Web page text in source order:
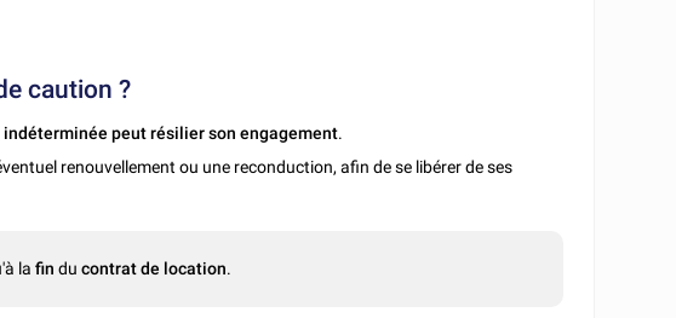
caution ?
indéterminée peut résilier son engagement.
renouvellement ou une reconduction, afin de se libérer de ses
lafinducontrat de location.